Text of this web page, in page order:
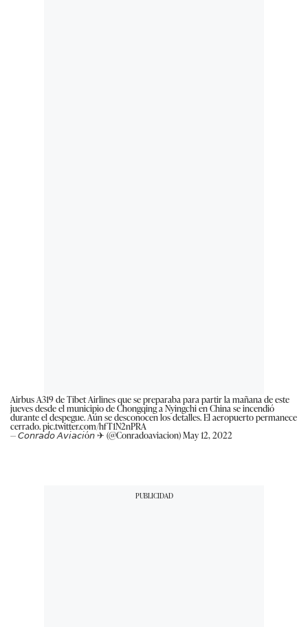
Airbus A319 de Tibet Airlines que se preparaba para partir la mañana de este
jueves desde el municipio de Chongqing a Nyingchi en China se incendió
durante el despegue. Aún se desconocen los detalles. El aeropuerto permanece
cerrado.pic.twitter.com/hfT1N2nPRA
— 𝘊𝘰𝘯𝘳𝘢𝘥𝘰 𝘈𝘷𝘪𝘢𝘤𝘪ó𝘯 ✈︎ (@Conradoaviacion)May 12, 2022